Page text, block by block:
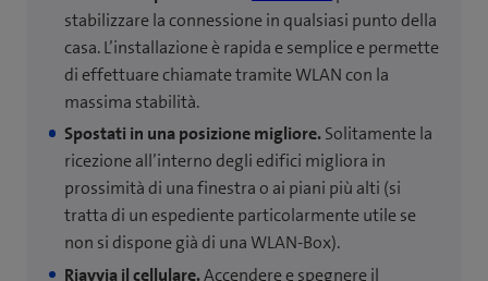
stabilizzare la connessione in qualsiasi punto della
casa. L’installazione è rapida e semplice e permette
di effettuare chiamate tramite WLAN con la
massima stabilità.
Spostati in una posizione migliore.Solitamente la
ricezione all’interno degli edifici migliora in
prossimità di una finestra o ai piani più alti (si
tratta di un espediente particolarmente utile se
non si dispone già di una WLAN-Box).
Riavvia il cellulare.Accendere e spegnere il